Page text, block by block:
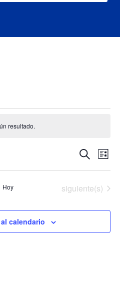
resultado.
de
y
Buscar
de
Lista
Hoy Eventos
siguiente(s)
calendario